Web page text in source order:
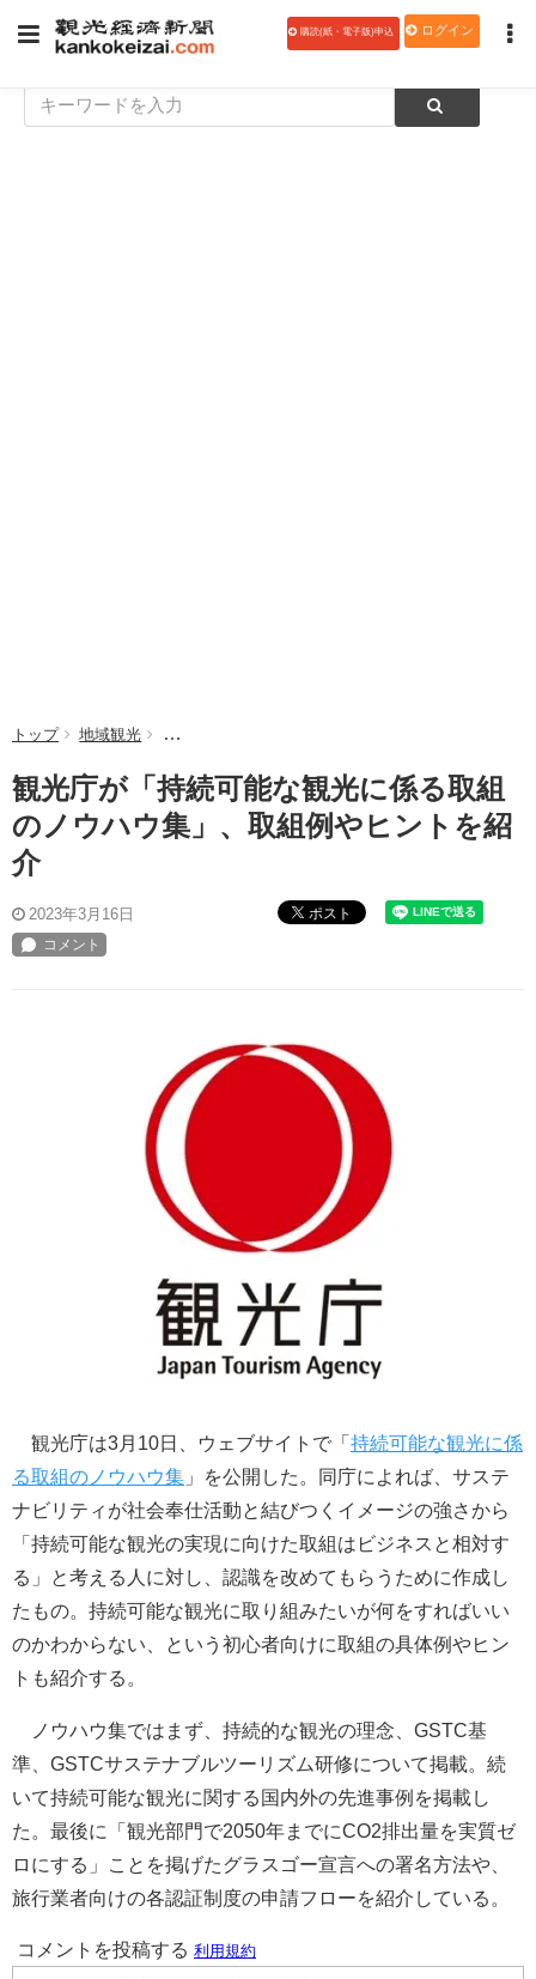
購読(紙・電子版)申込 ログイン
トップ 地域観光 観光庁が「持続可能な観光に係る取組のノウハウ集
観光庁が「持続可能な観光に係る取組
のノウハウ集」、取組例やヒントを紹
介
2023年3月16日 ポスト
観光庁は3月10日、ウェブサイトで「 持続可能な観光に係
る取組のノウハウ集 」を公開した。同庁によれば、サステ
ナビリティが社会奉仕活動と結びつくイメージの強さから
「持続可能な観光の実現に向けた取組はビジネスと相対す
る」と考える人に対し、認識を改めてもらうために作成し
たもの。持続可能な観光に取り組みたいが何をすればいい
のかわからない、という初心者向けに取組の具体例やヒン
トも紹介する。
ノウハウ集ではまず、持続的な観光の理念、GSTC基
準、GSTCサステナブルツーリズム研修について掲載。続
いて持続可能な観光に関する国内外の先進事例を掲載し
た。最後に「観光部⾨で2050年までにCO2排出量を実質ゼ
ロにする」ことを掲げたグラスゴー宣言への署名方法や、
旅行業者向けの各認証制度の申請フローを紹介している。